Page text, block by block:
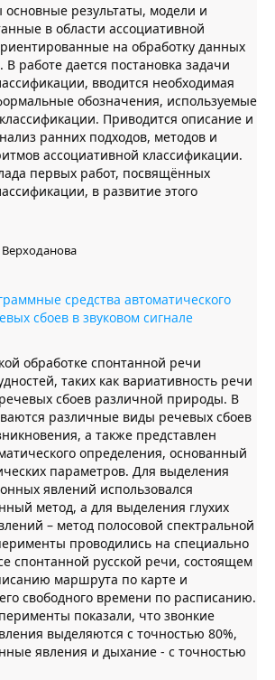
основные результаты, модели и
в области ассоциативной
на обработку данных
работе дается постановка задачи
вводится необходимая
обозначения, используемые
Приводится описание и
ранних подходов, методов и
ассоциативной классификации.
первых работ, посвящённых
в развитие этого
средства автоматического
сбоев в звуковом сигнале
обработке спонтанной речи
таких как вариативность речи
сбоев различной природы. В
различные виды речевых сбоев
а также представлен
определения, основанный
параметров. Для выделения
явлений использовался
метод, а для выделения глухих
– метод полосовой спектральной
проводились на специально
спонтанной русской речи, состоящем
маршрута по карте и
свободного времени по расписанию.
показали, что звонкие
выделяются с точностью 80%,
явления и дыхание - с точностью